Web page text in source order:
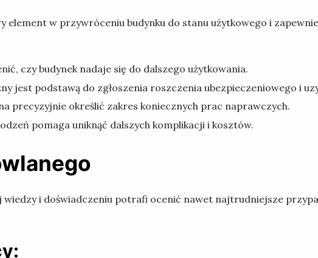
element w przywróceniu budynku do stanu użytkowego i
czy budynek nadaje się do dalszego użytkowania.
jest podstawą do zgłoszenia roszczenia ubezpieczeniowego i
precyzyjnie określić zakres koniecznych prac naprawczych.
pomaga uniknąć dalszych komplikacji i kosztów.
i doświadczeniu potrafi ocenić nawet najtrudniejsze